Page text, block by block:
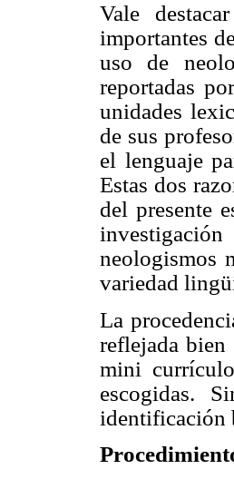
Vale
importantes
uso de
reportadas
unidades
de sus
el lenguaje
Estas dos
del presente
neologismos
variedad
La
reflejada
mini
escogidas.
identificación